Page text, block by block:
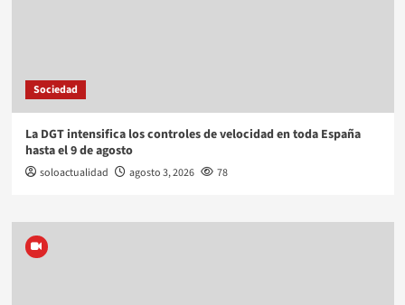
Sociedad
La DGT intensifica los controles de velocidad en toda España
hasta el 9 de agosto
soloactualidad agosto 3, 2026 78